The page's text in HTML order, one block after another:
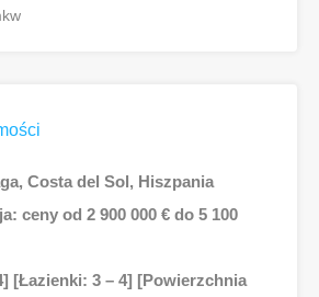
Costa del Sol, Hiszpania
ceny od 2 900 000 € do 5 100
[Łazienki: 3 – 4] [Powierzchnia